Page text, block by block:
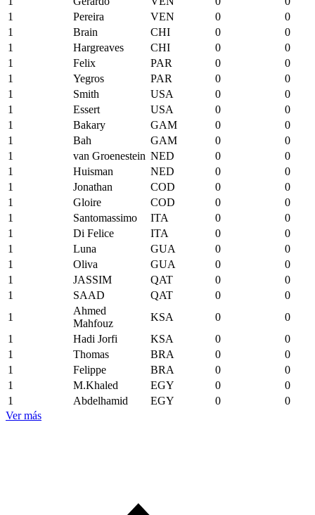
1
Pereira VEN 0
0
1
Brain CHI 0
0
1
Hargreaves CHI 0
0
1
Felix PAR 0
0
1
Yegros PAR 0
0
1
Smith USA 0
0
1
Essert USA 0
0
1
Bakary GAM 0
0
1
Bah GAM 0
0
1
van Groenestein NED 0
0
1
Huisman NED 0
0
1
Jonathan COD 0
0
1
Gloire COD 0
0
1
Santomassimo ITA 0
0
1
Di Felice ITA 0
0
1
Luna GUA 0
0
1
Oliva GUA 0
0
1
JASSIM QAT 0
0
1
SAAD QAT 0
0
1
Ahmed
Mahfouz
KSA 0
0
1
Hadi Jorfi KSA 0
0
1
Thomas BRA 0
0
1
Felippe BRA 0
0
1
M.Khaled EGY 0
0
1
Abdelhamid EGY 0
0
Ver más